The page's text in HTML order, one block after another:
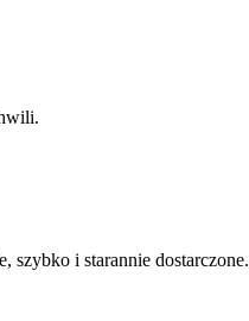
szybko i starannie dostarczone.